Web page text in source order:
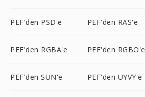
PEF'den PSD'e PEF'den RAS'e
PEF'den RGBA'e PEF'den RGBO'e
PEF'den SUN'e PEF'den UYVY'e